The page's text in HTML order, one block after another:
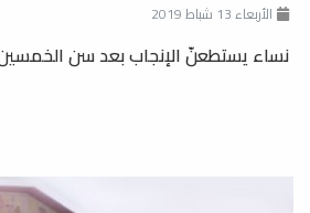
الأربعاء 13 شباط 2019
نساء يستطعنّ الإنجاب بعد سن